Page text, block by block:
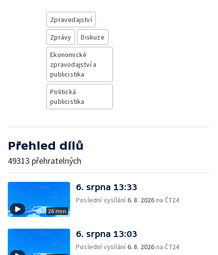
Zpravodajství
Zprávy
Diskuze
Ekonomické
zpravodajství a
publicistika
Politická
publicistika
Přehled dílů
49313 přehratelných
26 min
6. srpna 13:33
Poslední vysílání6. 8. 2026 na ČT24
6. srpna 13:03
Poslední vysílání6. 8. 2026 na ČT24